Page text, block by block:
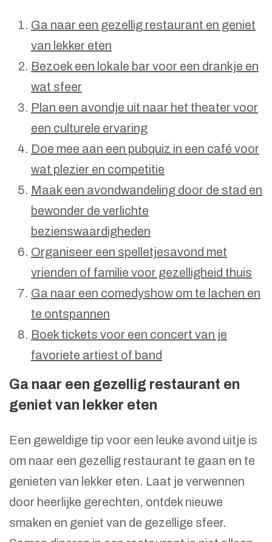
Ga naar een gezellig restaurant en geniet
van lekker eten
Bezoek een lokale bar voor een drankje en
wat sfeer
Plan een avondje uit naar het theater voor
een culturele ervaring
Doe mee aan een pubquiz in een café voor
wat plezier en competitie
Maak een avondwandeling door de stad en
bewonder de verlichte
bezienswaardigheden
Organiseer een spelletjesavond met
vrienden of familie voor gezelligheid thuis
Ga naar een comedyshow om te lachen en
te ontspannen
Boek tickets voor een concert van je
favoriete artiest of band
Ga naar een gezellig restaurant en
geniet van lekker eten
Een geweldige tip voor een leuke avond uitje is
om naar een gezellig restaurant te gaan en te
genieten van lekker eten. Laat je verwennen
door heerlijke gerechten, ontdek nieuwe
smaken en geniet van de gezellige sfeer.